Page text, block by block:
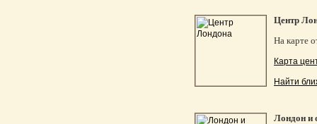
Центр
На карте
Карта
Найти
Лондон и